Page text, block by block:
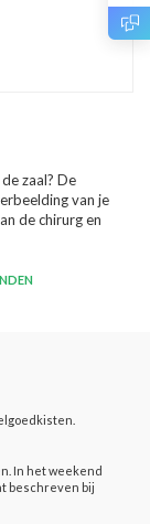
zaal? De
van je
de chirurg en
In het weekend
beschreven bij